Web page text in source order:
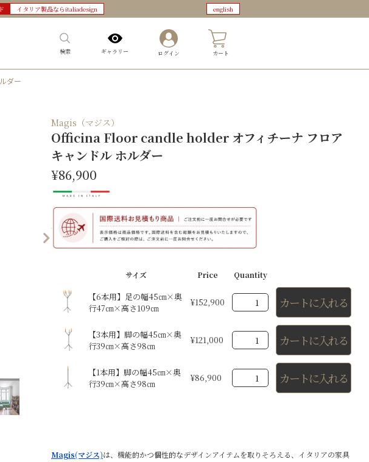
イタリア製品ならitaliadesign english
検索 ギャラリー ログイン カート
ダー
Magis（マジス）
Officina Floor candle holder オフィチーナ フロア
キャンドル ホルダー
¥86,900
サイズ Price Quantity
【6本用】足の幅45㎝×奥
行47㎝×高さ109㎝
¥152,900 カートに入れる
【3本用】脚の幅45㎝×奥
行39㎝×高さ98㎝
¥121,000 カートに入れる
【1本用】脚の幅45㎝×奥
行39㎝×高さ98㎝
¥86,900 カートに入れる
Magis(マジス)は、 機能的かつ個性的なデザインアイテムを取りそろえる、イタリアの家具